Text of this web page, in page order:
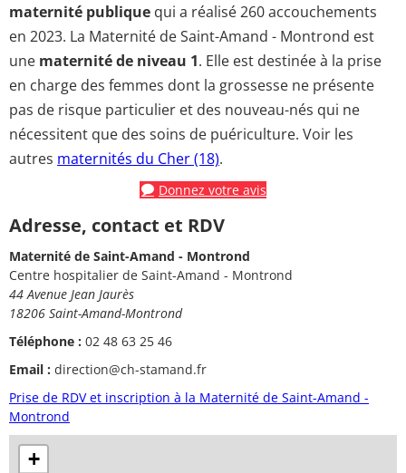
maternité publique qui a réalisé 260 accouchements
en 2023. La Maternité de Saint-Amand - Montrond est
une maternité de niveau 1. Elle est destinée à la prise
en charge des femmes dont la grossesse ne présente
pas de risque particulier et des nouveau-nés qui ne
nécessitent que des soins de puériculture. Voir les
autres maternités du Cher (18).
Donnez votre avis
Adresse, contact et RDV
Maternité de Saint-Amand - Montrond
Centre hospitalier de Saint-Amand - Montrond
44 Avenue Jean Jaurès
18206 Saint-Amand-Montrond
Téléphone : 02 48 63 25 46
Email : direction@ch-stamand.fr
Prise de RDV et inscription à la Maternité de Saint-Amand -
Montrond
+